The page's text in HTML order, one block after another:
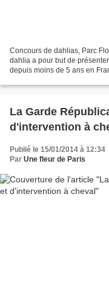
Concours de dahlias, Parc
dahlia a pour but de
depuis moins de 5 ans en
La Garde
d'intervention à
Publié le 15/01/2014 à 12:34
Par Une fleur de Paris